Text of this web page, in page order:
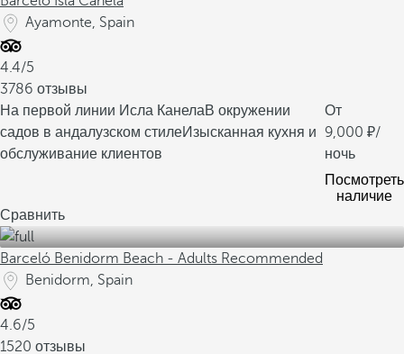
Ayamonte, Spain
4.4/5
3786 отзывы
На первой линии Исла КанелаВ окружении
садов в андалузском стилеИзысканная кухня и
обслуживание клиентов
От
9,000
/
ночь
Посмотреть
наличие
Сравнить
Barceló Benidorm Beach - Adults Recommended
Benidorm, Spain
4.6/5
1520 отзывы